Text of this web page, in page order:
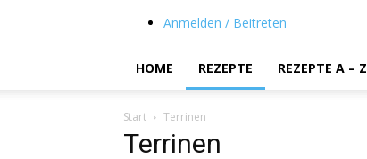
Anmelden / Beitreten
HOME REZEPTE REZEPTE A – Z
Start Terrinen
Terrinen